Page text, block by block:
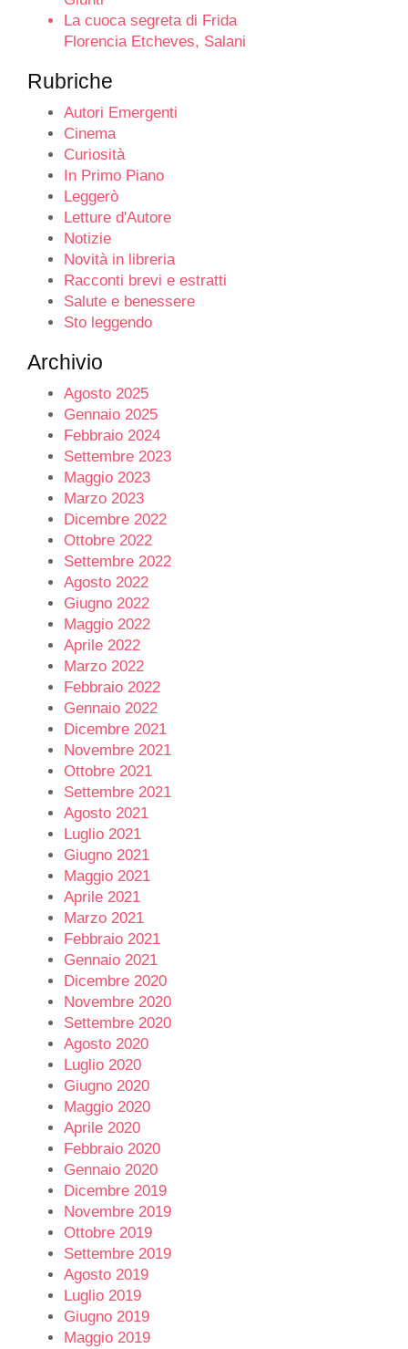
La cuoca segreta di Frida
Florencia Etcheves, Salani
Rubriche
Autori Emergenti
Cinema
Curiosità
In Primo Piano
Leggerò
Letture d'Autore
Notizie
Novità in libreria
Racconti brevi e estratti
Salute e benessere
Sto leggendo
Archivio
Agosto 2025
Gennaio 2025
Febbraio 2024
Settembre 2023
Maggio 2023
Marzo 2023
Dicembre 2022
Ottobre 2022
Settembre 2022
Agosto 2022
Giugno 2022
Maggio 2022
Aprile 2022
Marzo 2022
Febbraio 2022
Gennaio 2022
Dicembre 2021
Novembre 2021
Ottobre 2021
Settembre 2021
Agosto 2021
Luglio 2021
Giugno 2021
Maggio 2021
Aprile 2021
Marzo 2021
Febbraio 2021
Gennaio 2021
Dicembre 2020
Novembre 2020
Settembre 2020
Agosto 2020
Luglio 2020
Giugno 2020
Maggio 2020
Aprile 2020
Febbraio 2020
Gennaio 2020
Dicembre 2019
Novembre 2019
Ottobre 2019
Settembre 2019
Agosto 2019
Luglio 2019
Giugno 2019
Maggio 2019